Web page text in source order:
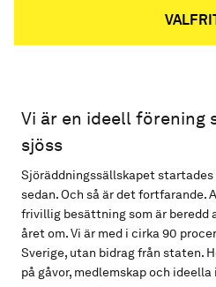
Vi är en ideell förening
sjöss
Sjöräddningssällskapet startades
sedan. Och så är det fortfarande.
frivillig besättning som är beredd
året om. Vi är med i cirka 90
Sverige, utan bidrag från staten.
på gåvor, medlemskap och ideella